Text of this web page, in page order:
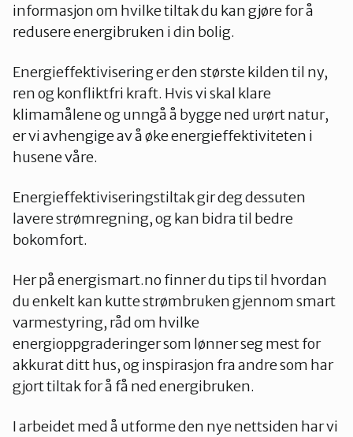
informasjon om hvilke tiltak du kan gjøre for å
redusere energibruken i din bolig.
Energieffektivisering er den største kilden til ny,
ren og konfliktfri kraft. Hvis vi skal klare
klimamålene og unngå å bygge ned urørt natur,
er vi avhengige av å øke energieffektiviteten i
husene våre.
Energieffektiviseringstiltak gir deg dessuten
lavere strømregning, og kan bidra til bedre
bokomfort.
Her på energismart.no finner du tips til hvordan
du enkelt kan kutte strømbruken gjennom smart
varmestyring, råd om hvilke
energioppgraderinger som lønner seg mest for
akkurat ditt hus, og inspirasjon fra andre som har
gjort tiltak for å få ned energibruken.
I arbeidet med å utforme den nye nettsiden har vi